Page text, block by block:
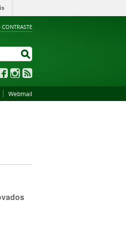
FacebookInstagram
Webmail